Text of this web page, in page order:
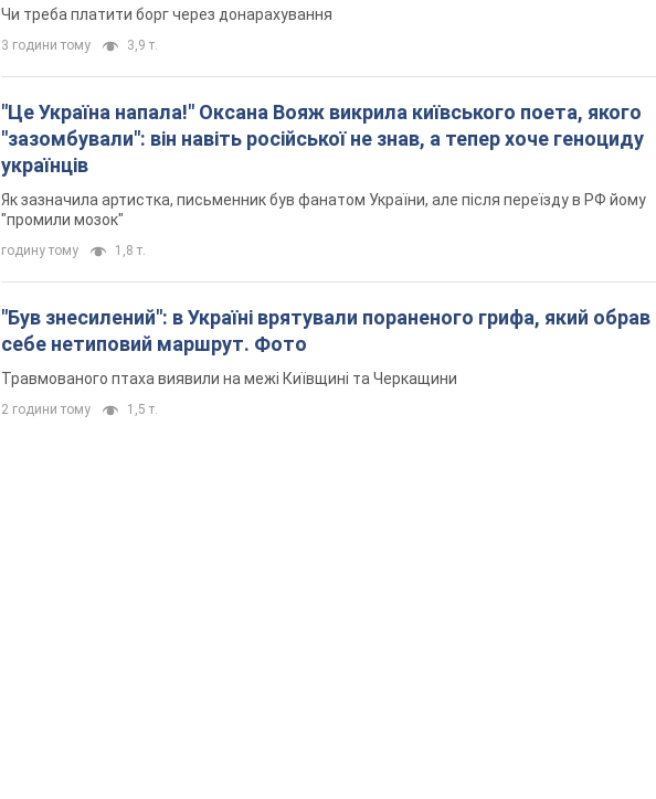
Чи треба платити борг через донарахування
3 години тому 3,9 т.
"Це Україна напала!" Оксана Вояж викрила київського поета, якого
"зазомбували": він навіть російської не знав, а тепер хоче геноциду
українців
Як зазначила артистка, письменник був фанатом України, але після переїзду в РФ йому
"промили мозок"
годину тому 1,8 т.
"Був знесилений": в Україні врятували пораненого грифа, який
себе нетиповий маршрут. Фото
Травмованого птаха виявили на межі Київщині та Черкащини
2 години тому 1,5 т.